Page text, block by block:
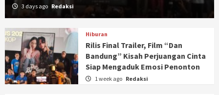
3 days ago Redaksi
Hiburan
Rilis Final Trailer, Film “Dan
Bandung” Kisah Perjuangan Cinta
Siap Mengaduk Emosi Penonton
1 week ago Redaksi